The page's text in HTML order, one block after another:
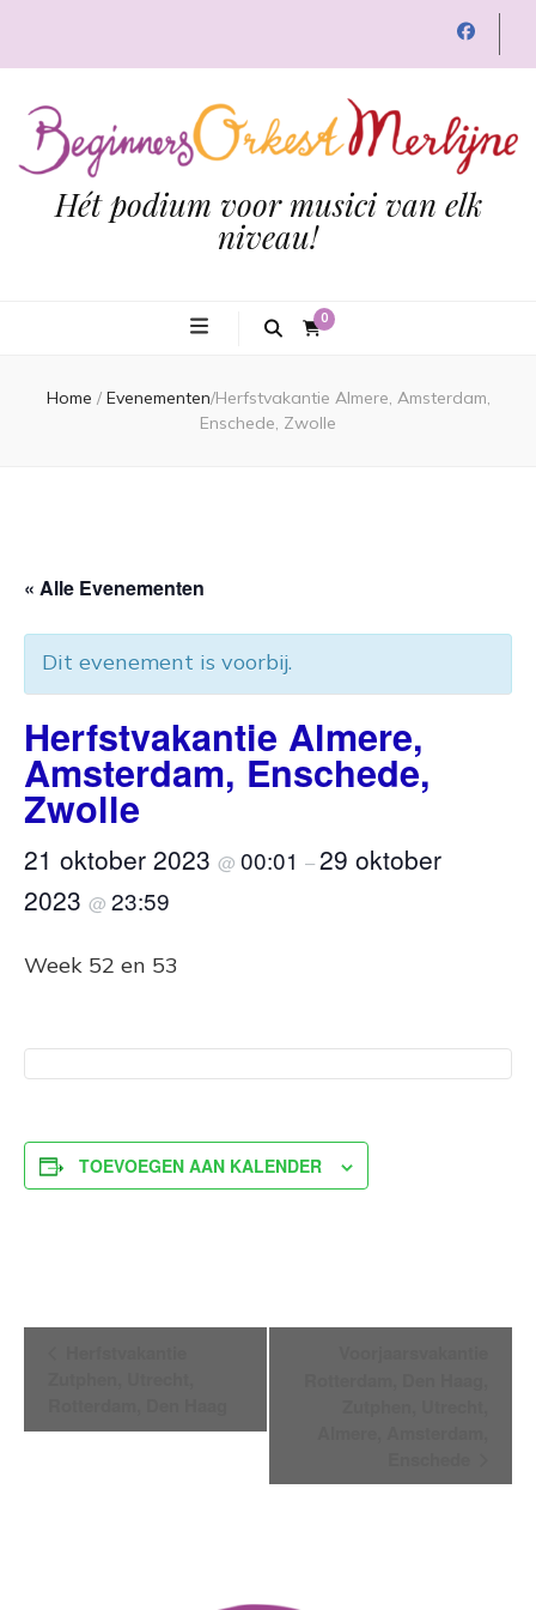
Hét podium voor musici van elk
niveau!
0
Home / Evenementen/Herfstvakantie Almere, Amsterdam,
Enschede, Zwolle
« Alle Evenementen
Dit evenement is voorbij.
Herfstvakantie Almere,
Amsterdam, Enschede,
Zwolle
21 oktober 2023 @ 00:01 –29 oktober
2023 @ 23:59
Week 52 en 53
TOEVOEGEN AAN KALENDER